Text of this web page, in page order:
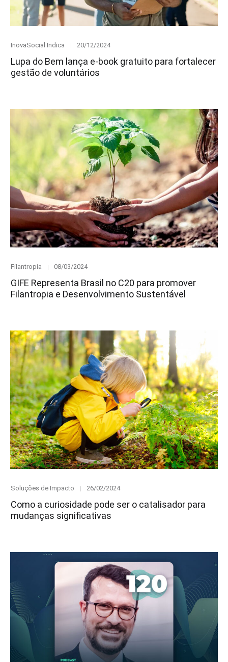
Category
InovaSocial Indica
Posted
20/12/2024
Lupa do Bem lança e-book gratuito para fortalecer
gestão de voluntários
Category
Filantropia
Posted
08/03/2024
GIFE Representa Brasil no C20 para promover
Filantropia e Desenvolvimento Sustentável
Category
Soluções de Impacto
Posted
26/02/2024
Como a curiosidade pode ser o catalisador para
mudanças significativas